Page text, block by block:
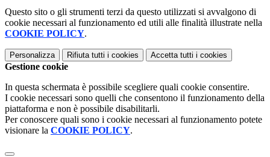
Questo sito o gli strumenti terzi da questo utilizzati si avvalgono di
cookie necessari al funzionamento ed utili alle finalità illustrate nella
COOKIE POLICY.
Personalizza Rifiuta tutti i cookies Accetta tutti i cookies
Gestione cookie
In questa schermata è possibile scegliere quali cookie consentire.
I cookie necessari sono quelli che consentono il funzionamento della
piattaforma e non è possibile disabilitarli.
Per conoscere quali sono i cookie necessari al funzionamento potete
visionare la COOKIE POLICY.